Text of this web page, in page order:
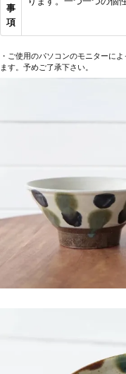
事
項
・ご使用のパソコンのモニターに
ます。予めご了承下さい。